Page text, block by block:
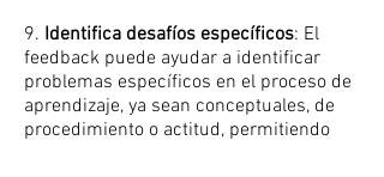
9. Identifica desafíos específicos: El
feedback puede ayudar a identificar
problemas específicos en el proceso de
aprendizaje, ya sean conceptuales, de
procedimiento o actitud, permitiendo